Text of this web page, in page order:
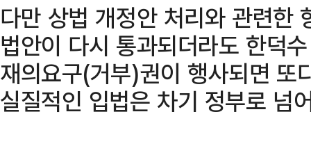
다만 상법 개정안 처리와 관련한
법안이 다시 통과되더라도 한덕
재의요구(거부)권이 행사되면 또
실질적인 입법은 차기 정부로 넘